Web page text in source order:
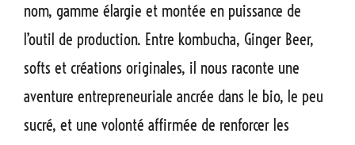
nom, gamme élargie et montée en puissance de
l’outil de production. Entre kombucha, Ginger Beer,
softs et créations originales, il nous raconte une
aventure entrepreneuriale ancrée dans le bio, le peu
sucré, et une volonté affirmée de renforcer les